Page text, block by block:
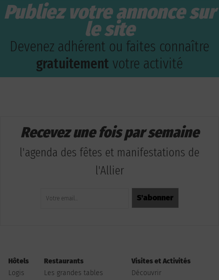
Publiez votre annonce sur
le site
Devenez adhérent ou faites connaître
gratuitement votre activité
Recevez une fois par semaine
l'agenda des fêtes et manifestations de
l'Allier
Hôtels
Logis
Restaurants
Les grandes tables
Visites et Activités
Découvrir